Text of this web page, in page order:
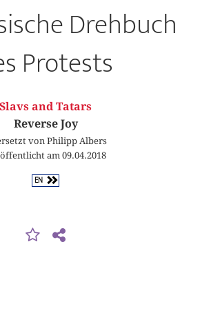
Drehbuch
Protests
Slavs and Tatars
Reverse Joy
von Philipp Albers
am 09.04.2018
EN